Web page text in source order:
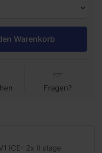
Warenkorb
Fragen?
ICE- 2x II stage